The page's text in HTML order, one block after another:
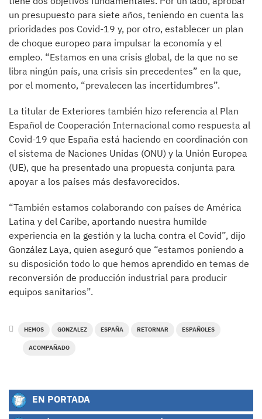
un presupuesto para siete años, teniendo en cuenta las
prioridades pos Covid-19 y, por otro, establecer un plan
de choque europeo para impulsar la economía y el
empleo. “Estamos en una crisis global, de la que no se
libra ningún país, una crisis sin precedentes” en la que,
por el momento, “prevalecen las incertidumbres”.
La titular de Exteriores también hizo referencia al Plan
Español de Cooperación Internacional como respuesta al
Covid-19 que España está haciendo en coordinación con
el sistema de Naciones Unidas (ONU) y la Unión Europea
(UE), que ha presentado una propuesta conjunta para
apoyar a los países más desfavorecidos.
“También estamos colaborando con países de América
Latina y del Caribe, aportando nuestra humilde
experiencia en la gestión y la lucha contra el Covid”, dijo
González Laya, quien aseguró que “estamos poniendo a
su disposición todo lo que hemos aprendido en temas de
reconversión de producción industrial para producir
equipos sanitarios”.
HEMOS GONZALEZ ESPAÑA RETORNAR ESPAÑOLES
ACOMPAÑADO
EN PORTADA